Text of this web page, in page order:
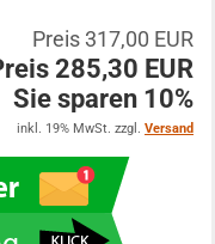
Preis 317,00 EUR
285,30 EUR
Sie sparen 10%
inkl. 19% MwSt. zzgl. Versand